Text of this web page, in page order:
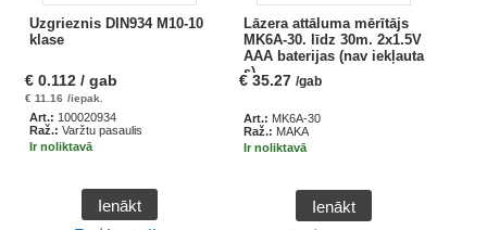
Uzgrieznis DIN934 M10-10
klase
€ 0.112 / gab
€ 11.16 /iepak.
Art.: 100020934
Raž.: Varžtu pasaulis
Ir noliktavā
Ienākt
Lāzera attāluma mērītājs
MK6A-30. līdz 30m. 2x1.5V
AAA baterijas (nav iekļauta
s)
€ 35.27 /gab
Art.: MK6A-30
Raž.: MAKA
Ir noliktavā
Ienākt